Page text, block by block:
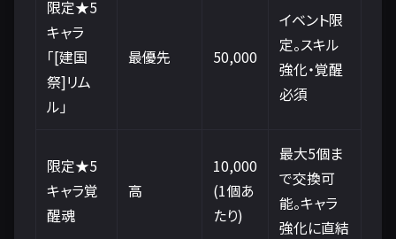
限定★5
キャラ
「[建国
祭]リム
ル」
最優先 50,000
イベント限
定。スキル
強化・覚醒
必須
限定★5
キャラ覚
醒魂
高
10,000
(1個あ
たり)
最大5個ま
で交換可
能。キャラ
強化に直結